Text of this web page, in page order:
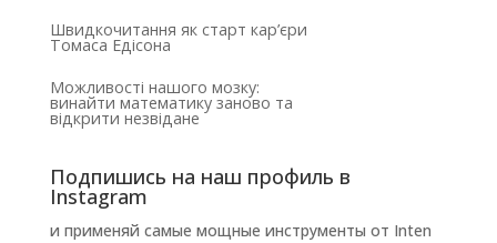
Швидкочитання як старт кар’єри
Томаса Едісона
Можливості нашого мозку:
винайти математику заново та
відкрити незвідане
Подпишись на наш профиль в
Instagram
и применяй самые мощные инструменты от Inten